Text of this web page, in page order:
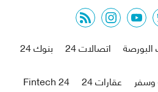
youtube
instagram
rss feed
اتصالات 24
بنوك 24
وسفر عقارات 24 Fintech 24